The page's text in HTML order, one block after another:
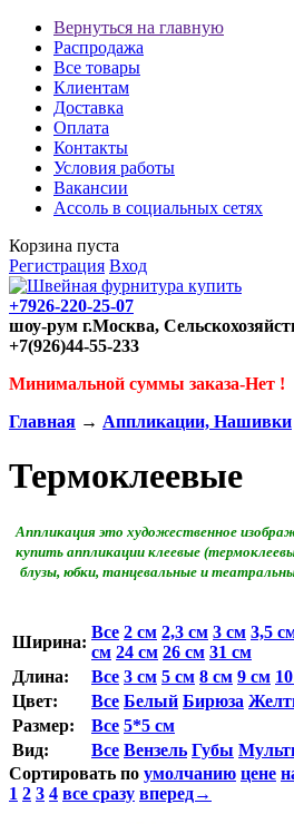
Вернуться на главную
Распродажа
Все товары
Клиентам
Доставка
Оплата
Контакты
Условия работы
Вакансии
Ассоль в социальных сетях
Корзина пуста
Регистрация Вход
+7926-220-25-07
шоу-рум г.Москва,
+7(926)44-55-233
Минимальной суммы заказа-Нет !
Главная → Аппликации, Нашивки
Термоклеевые
Аппликация это художественное
купить аппликации клеевые
блузы, юбки, танцевальные и
Ширина:
Все 2 см 2,3 см 3 см 3,5
см 24 см 26 см 31 см
Длина:
Все 3 см 5 см 8 см 9 см
Цвет:
Все Белый Бирюза
Размер:
Все 5*5 см
Вид:
Все Вензель Губы
Сортировать по умолчанию цене
1 2 3 4 все сразу вперед→